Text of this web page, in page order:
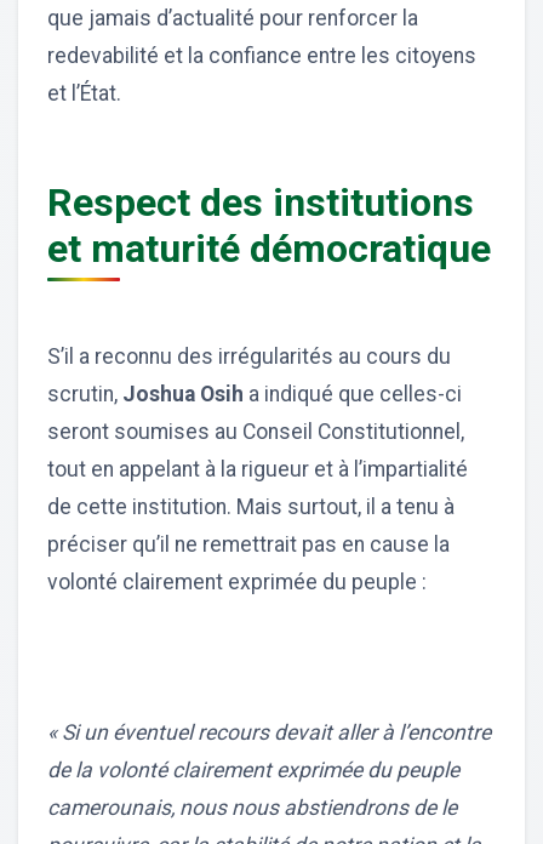
que jamais d’actualité pour renforcer la
redevabilité et la confiance entre les citoyens
et l’État.
Respect des institutions
et maturité démocratique
S’il a reconnu des irrégularités au cours du
scrutin, Joshua Osih a indiqué que celles-ci
seront soumises au Conseil Constitutionnel,
tout en appelant à la rigueur et à l’impartialité
de cette institution. Mais surtout, il a tenu à
préciser qu’il ne remettrait pas en cause la
volonté clairement exprimée du peuple :
« Si un éventuel recours devait aller à l’encontre
de la volonté clairement exprimée du peuple
camerounais, nous nous abstiendrons de le